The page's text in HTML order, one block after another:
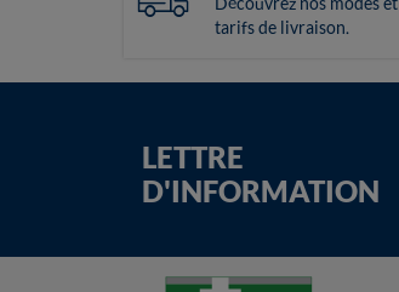
tarifs de livraison.
LETTRE
D'INFORMATION